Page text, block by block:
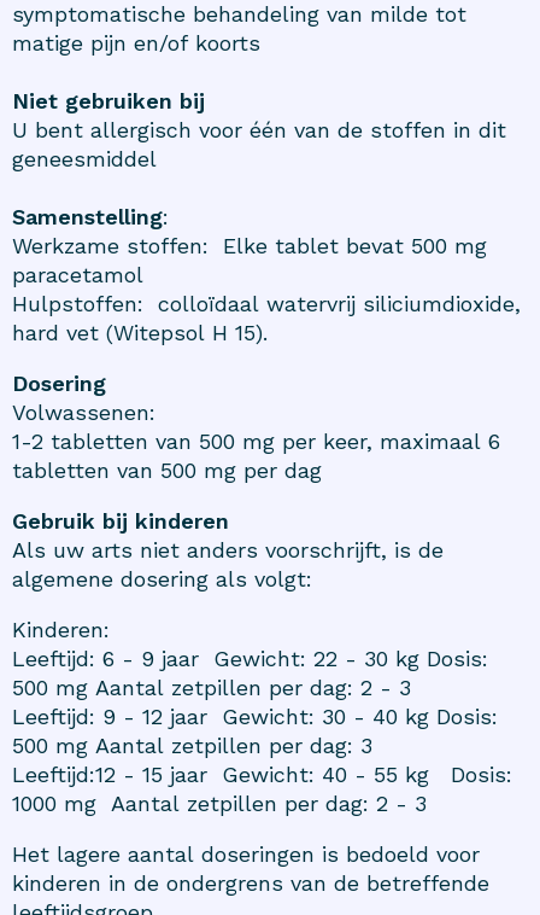
symptomatische behandeling van milde tot
matige pijn en/of koorts
Niet gebruiken bij
U bent allergisch voor één van de stoffen in dit
geneesmiddel
Samenstelling:
Werkzame stoffen: Elke tablet bevat 500 mg
paracetamol
Hulpstoffen: colloïdaal watervrij siliciumdioxide,
hard vet (Witepsol H 15).
Dosering
Volwassenen:
1-2 tabletten van 500 mg per keer, maximaal 6
tabletten van 500 mg per dag
Gebruik bij kinderen
Als uw arts niet anders voorschrijft, is de
algemene dosering als volgt:
Kinderen:
Leeftijd: 6 - 9 jaar Gewicht: 22 - 30 kg Dosis:
500 mg Aantal zetpillen per dag: 2 - 3
Leeftijd: 9 - 12 jaar Gewicht: 30 - 40 kg Dosis:
500 mg Aantal zetpillen per dag: 3
Leeftijd:12 - 15 jaar Gewicht: 40 - 55 kg Dosis:
1000 mg Aantal zetpillen per dag: 2 - 3
Het lagere aantal doseringen is bedoeld voor
kinderen in de ondergrens van de betreffende